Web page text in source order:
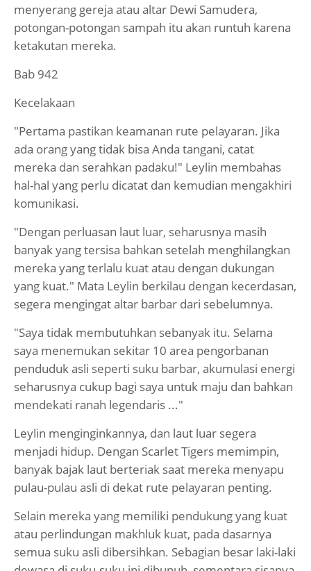
menyerang gereja atau altar Dewi Samudera,
potongan-potongan sampah itu akan runtuh karena
ketakutan mereka.
Bab 942
Kecelakaan
"Pertama pastikan keamanan rute pelayaran. Jika
ada orang yang tidak bisa Anda tangani, catat
mereka dan serahkan padaku!" Leylin membahas
hal-hal yang perlu dicatat dan kemudian mengakhiri
komunikasi.
"Dengan perluasan laut luar, seharusnya masih
banyak yang tersisa bahkan setelah menghilangkan
mereka yang terlalu kuat atau dengan dukungan
yang kuat." Mata Leylin berkilau dengan kecerdasan,
segera mengingat altar barbar dari sebelumnya.
"Saya tidak membutuhkan sebanyak itu. Selama
saya menemukan sekitar 10 area pengorbanan
penduduk asli seperti suku barbar, akumulasi energi
seharusnya cukup bagi saya untuk maju dan bahkan
mendekati ranah legendaris ..."
Leylin menginginkannya, dan laut luar segera
menjadi hidup. Dengan Scarlet Tigers memimpin,
banyak bajak laut berteriak saat mereka menyapu
pulau-pulau asli di dekat rute pelayaran penting.
Selain mereka yang memiliki pendukung yang kuat
atau perlindungan makhluk kuat, pada dasarnya
semua suku asli dibersihkan. Sebagian besar laki-laki